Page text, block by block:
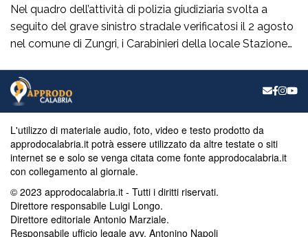
Nel quadro dell’attività di polizia giudiziaria svolta a
seguito del grave sinistro stradale verificatosi il 2 agosto
nel comune di Zungri, i Carabinieri della locale Stazione
43enne di nazionalità rumena, residente a Zungri. L’uomo
è ritenuto, allo stato degli accertamenti, responsabile del
reato di omicidio […]
L'utilizzo di materiale audio, foto, video e testo prodotto da
approdocalabria.it potrà essere utilizzato da altre testate o siti
internet se e solo se venga citata come fonte approdocalabria.it
con collegamento al giornale.
© 2023 approdocalabria.it - Tutti i diritti riservati.
Direttore responsabile Luigi Longo.
Direttore editoriale Antonio Marziale.
Responsabile ufficio legale avv. Antonino Napoli